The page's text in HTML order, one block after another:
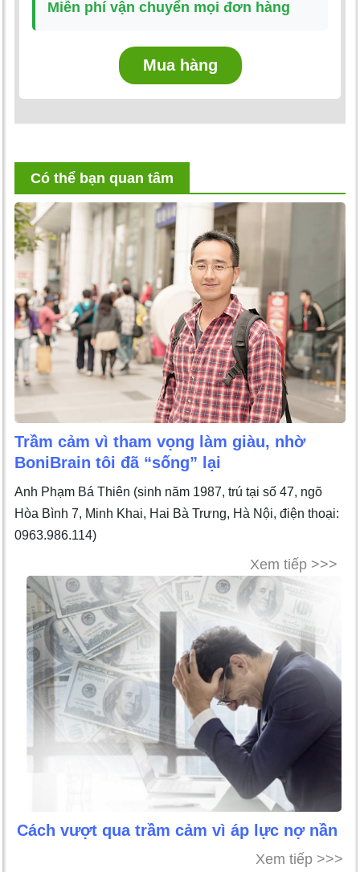
Miễn phí vận chuyển mọi đơn hàng
Mua hàng
Có thể bạn quan tâm
Trầm cảm vì tham vọng làm giàu, nhờ
BoniBrain tôi đã “sống” lại
Anh Phạm Bá Thiên (sinh năm 1987, trú tại số 47, ngõ
Hòa Bình 7, Minh Khai, Hai Bà Trưng, Hà Nội, điện thoại:
0963.986.114)
Xem tiếp >>>
Cách vượt qua trầm cảm vì áp lực nợ nần
Xem tiếp >>>